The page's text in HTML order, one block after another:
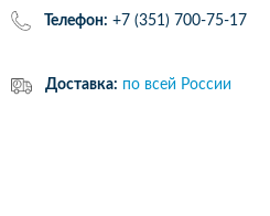
Телефон: +7 (351) 700-75-17
Доставка: по всей России